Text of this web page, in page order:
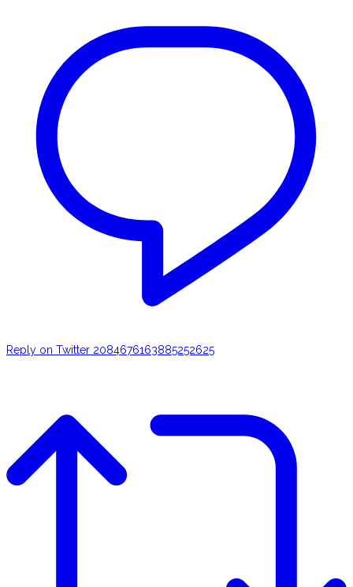
Reply on Twitter 2084676163885252625